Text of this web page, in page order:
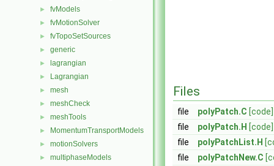
► fvModels
► fvMotionSolver
► fvTopoSetSources
► generic
► lagrangian
► Lagrangian
► mesh
► meshCheck
► meshTools
► MomentumTransportModels
► motionSolvers
► multiphaseModels
Files
file polyPatch.C [code]
file
polyPatch.H [code]
file
polyPatchList.H
file
polyPatchNew.C